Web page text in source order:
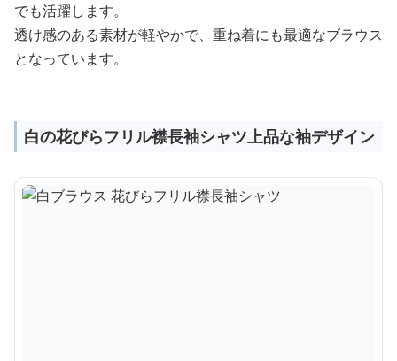
でも活躍します。
透け感のある素材が軽やかで、重ね着にも最適なブラウス
となっています。
白の花びらフリル襟長袖シャツ上品な袖デザイン